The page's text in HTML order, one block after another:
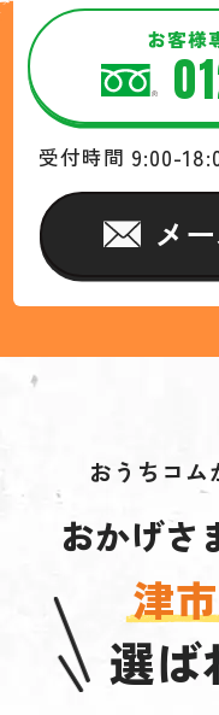
お客様
受付時間 9:00-
メ
おうちコム
おかげさ
津
選ば